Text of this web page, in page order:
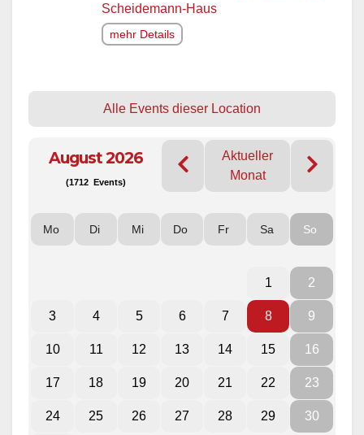
Scheidemann-Haus
mehr Details
Alle Events dieser Location
August 2026
(1712 Events)
Aktueller
Monat
Mo Di Mi Do Fr Sa So
1 2
3 4 5 6 7 8 9
10 11 12 13 14 15 16
17 18 19 20 21 22 23
24 25 26 27 28 29 30